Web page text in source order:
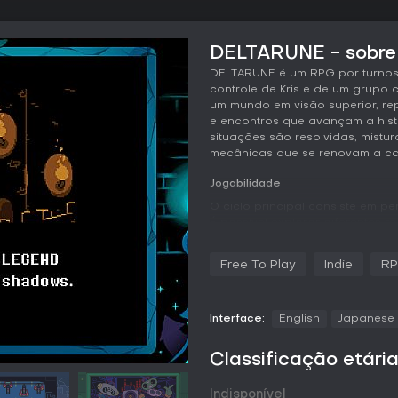
DELTARUNE -
DELTARUNE é um RPG por
controle de Kris e de um grupo
um mundo em visão superior,
e encontros que avançam a
situações são resolvidas,
mecânicas que se renovam a
Jogabilidade
possível correr e realizar
formato por turnos. A cada
com cada inimigo,
Durante o turno adversário,
Free To Play Indie
Interface: English Japanese
Classificação etária
Indisponível